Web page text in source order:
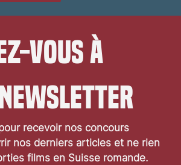
vous à
recevoir nos concours
nos derniers articles et ne rien
films en Suisse romande.